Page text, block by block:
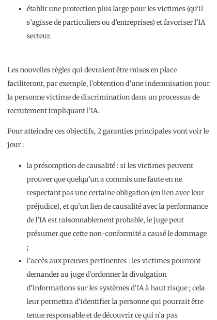
établir une protection plus large pour les victimes (qu’il
s’agisse de particuliers ou d’entreprises) et favoriser l’IA
secteur.
Les nouvelles règles qui devraient être mises en place
faciliteront, par exemple, l’obtention d’une indemnisation pour
la personne victime de discrimination dans un processus de
recrutement impliquant l’IA.
Pour atteindre ces objectifs, 2 garanties principales vont voir le
jour :
la présomption de causalité : si les victimes peuvent
prouver que quelqu’un a commis une faute en ne
respectant pas une certaine obligation (en lien avec leur
préjudice), et qu’un lien de causalité avec la performance
de l’IA est raisonnablement probable, le juge peut
présumer que cette non-conformité a causé le dommage
;
l’accès aux preuves pertinentes : les victimes pourront
demander au juge d’ordonner la divulgation
d’informations sur les systèmes d’IA à haut risque ; cela
leur permettra d’identifier la personne qui pourrait être
tenue responsable et de découvrir ce qui n’a pas